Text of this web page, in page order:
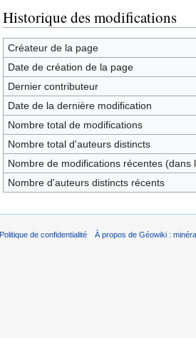
Historique des modifications
Créateur de la page
Date de création de la page
Dernier contributeur
Date de la dernière modification
Nombre total de modifications
Nombre total d'auteurs distincts
Nombre de modifications récentes (dans
Nombre d'auteurs distincts récents
Politique de confidentialité À propos de Géowiki :